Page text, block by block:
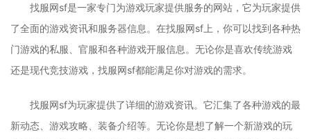
找服网sf是一家专门为游戏玩家提供服务的网站，它为玩家提供
了全面的游戏资讯和服务器信息。在找服网sf上，你可以找到各种热
门游戏的私服、官服和各种游戏开服信息。无论你是喜欢传统游戏
还是现代竞技游戏，找服网sf都能满足你对游戏的需求。
找服网sf为玩家提供了详细的游戏资讯。它汇集了各种游戏的最
新动态、游戏攻略、装备介绍等。无论你是想了解一个新游戏的玩